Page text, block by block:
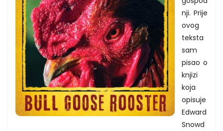
nji. Prije
ovog
teksta
sam
pisao o
knjizi
koja
opisuje
Edward
Snowd